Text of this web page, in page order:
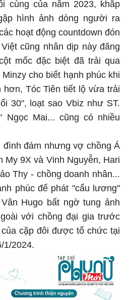
cùng của năm 2023, khắp
hình ảnh dòng người ra
hoạt động countdown đón
cũng nhân dịp này đăng
mốc đặc biệt đã trải qua
cho biết hạnh phúc khi
hơn, Tóc Tiên tiết lộ vừa trải
30", loạt sao Vbiz như ST.
Ngọc Mai... cũng có nhiều
đình đám nhưng vợ chồng Á
My 9X và Vinh Nguyễn, Hari
Thy - chồng doanh nhân...
phúc để phát "cẩu lương"
Hugo bất ngờ tung ảnh
với chồng đại gia trước
cặp đôi được tổ chức tại
1/2024.